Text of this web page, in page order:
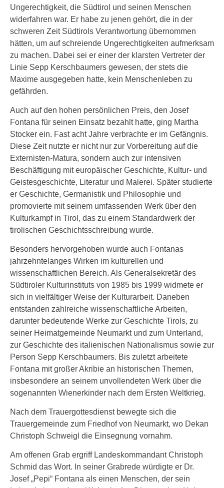
Ungerechtigkeit, die Südtirol und seinen Menschen
widerfahren war. Er habe zu jenen gehört, die in der
schweren Zeit Südtirols Verantwortung übernommen
hätten, um auf schreiende Ungerechtigkeiten aufmerksam
zu machen. Dabei sei er einer der klarsten Vertreter der
Linie Sepp Kerschbaumers gewesen, der stets die
Maxime ausgegeben hatte, kein Menschenleben zu
gefährden.
Auch auf den hohen persönlichen Preis, den Josef
Fontana für seinen Einsatz bezahlt hatte, ging Martha
Stocker ein. Fast acht Jahre verbrachte er im Gefängnis.
Diese Zeit nutzte er nicht nur zur Vorbereitung auf die
Externisten-Matura, sondern auch zur intensiven
Beschäftigung mit europäischer Geschichte, Kultur- und
Geistesgeschichte, Literatur und Malerei. Später studierte
er Geschichte, Germanistik und Philosophie und
promovierte mit seinem umfassenden Werk über den
Kulturkampf in Tirol, das zu einem Standardwerk der
tirolischen Geschichtsschreibung wurde.
Besonders hervorgehoben wurde auch Fontanas
jahrzehntelanges Wirken im kulturellen und
wissenschaftlichen Bereich. Als Generalsekretär des
Südtiroler Kulturinstituts von 1985 bis 1999 widmete er
sich in vielfältiger Weise der Kulturarbeit. Daneben
entstanden zahlreiche wissenschaftliche Arbeiten,
darunter bedeutende Werke zur Geschichte Tirols, zu
seiner Heimatgemeinde Neumarkt und zum Unterland,
zur Geschichte des italienischen Nationalismus sowie zur
Person Sepp Kerschbaumers. Bis zuletzt arbeitete
Fontana mit großer Akribie an historischen Themen,
insbesondere an seinem unvollendeten Werk über die
sogenannten Wienerkinder nach dem Ersten Weltkrieg.
Nach dem Trauergottesdienst bewegte sich die
Trauergemeinde zum Friedhof von Neumarkt, wo Dekan
Christoph Schweigl die Einsegnung vornahm.
Am offenen Grab ergriff Landeskommandant Christoph
Schmid das Wort. In seiner Grabrede würdigte er Dr.
Josef „Pepi“ Fontana als einen Menschen, der sein